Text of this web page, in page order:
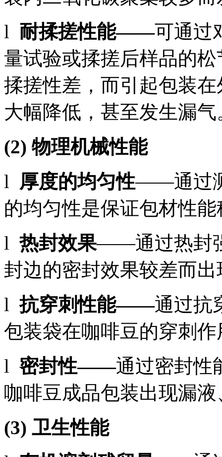
l 耐揉搓性能——可通过
量试验或揉搓后样品的
揉搓性差，而引起包装
大幅降低，甚至发生漏气
(2) 物理机械性能
l 厚度的均匀性——通过
的均匀性是保证包材性
l 热封效果——通过热封
封边的密封效果较差而
l抗穿刺性能——通过抗
包装袋在咖啡豆的穿刺
l密封性——通过密封性
咖啡豆成品包装出现漏
(3) 卫生性能